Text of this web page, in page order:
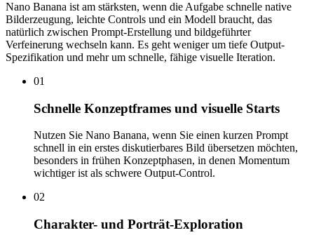
Nano Banana ist am stärksten, wenn die Aufgabe schnelle native
Bilderzeugung, leichte Controls und ein Modell braucht, das
natürlich zwischen Prompt-Erstellung und bildgeführter
Verfeinerung wechseln kann. Es geht weniger um tiefe Output-
Spezifikation und mehr um schnelle, fähige visuelle Iteration.
01
Schnelle Konzeptframes und visuelle Starts
Nutzen Sie Nano Banana, wenn Sie einen kurzen Prompt
schnell in ein erstes diskutierbares Bild übersetzen möchten,
besonders in frühen Konzeptphasen, in denen Momentum
wichtiger ist als schwere Output-Control.
02
Charakter- und Porträt-Exploration